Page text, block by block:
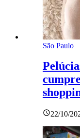
São Paulo
22/10/